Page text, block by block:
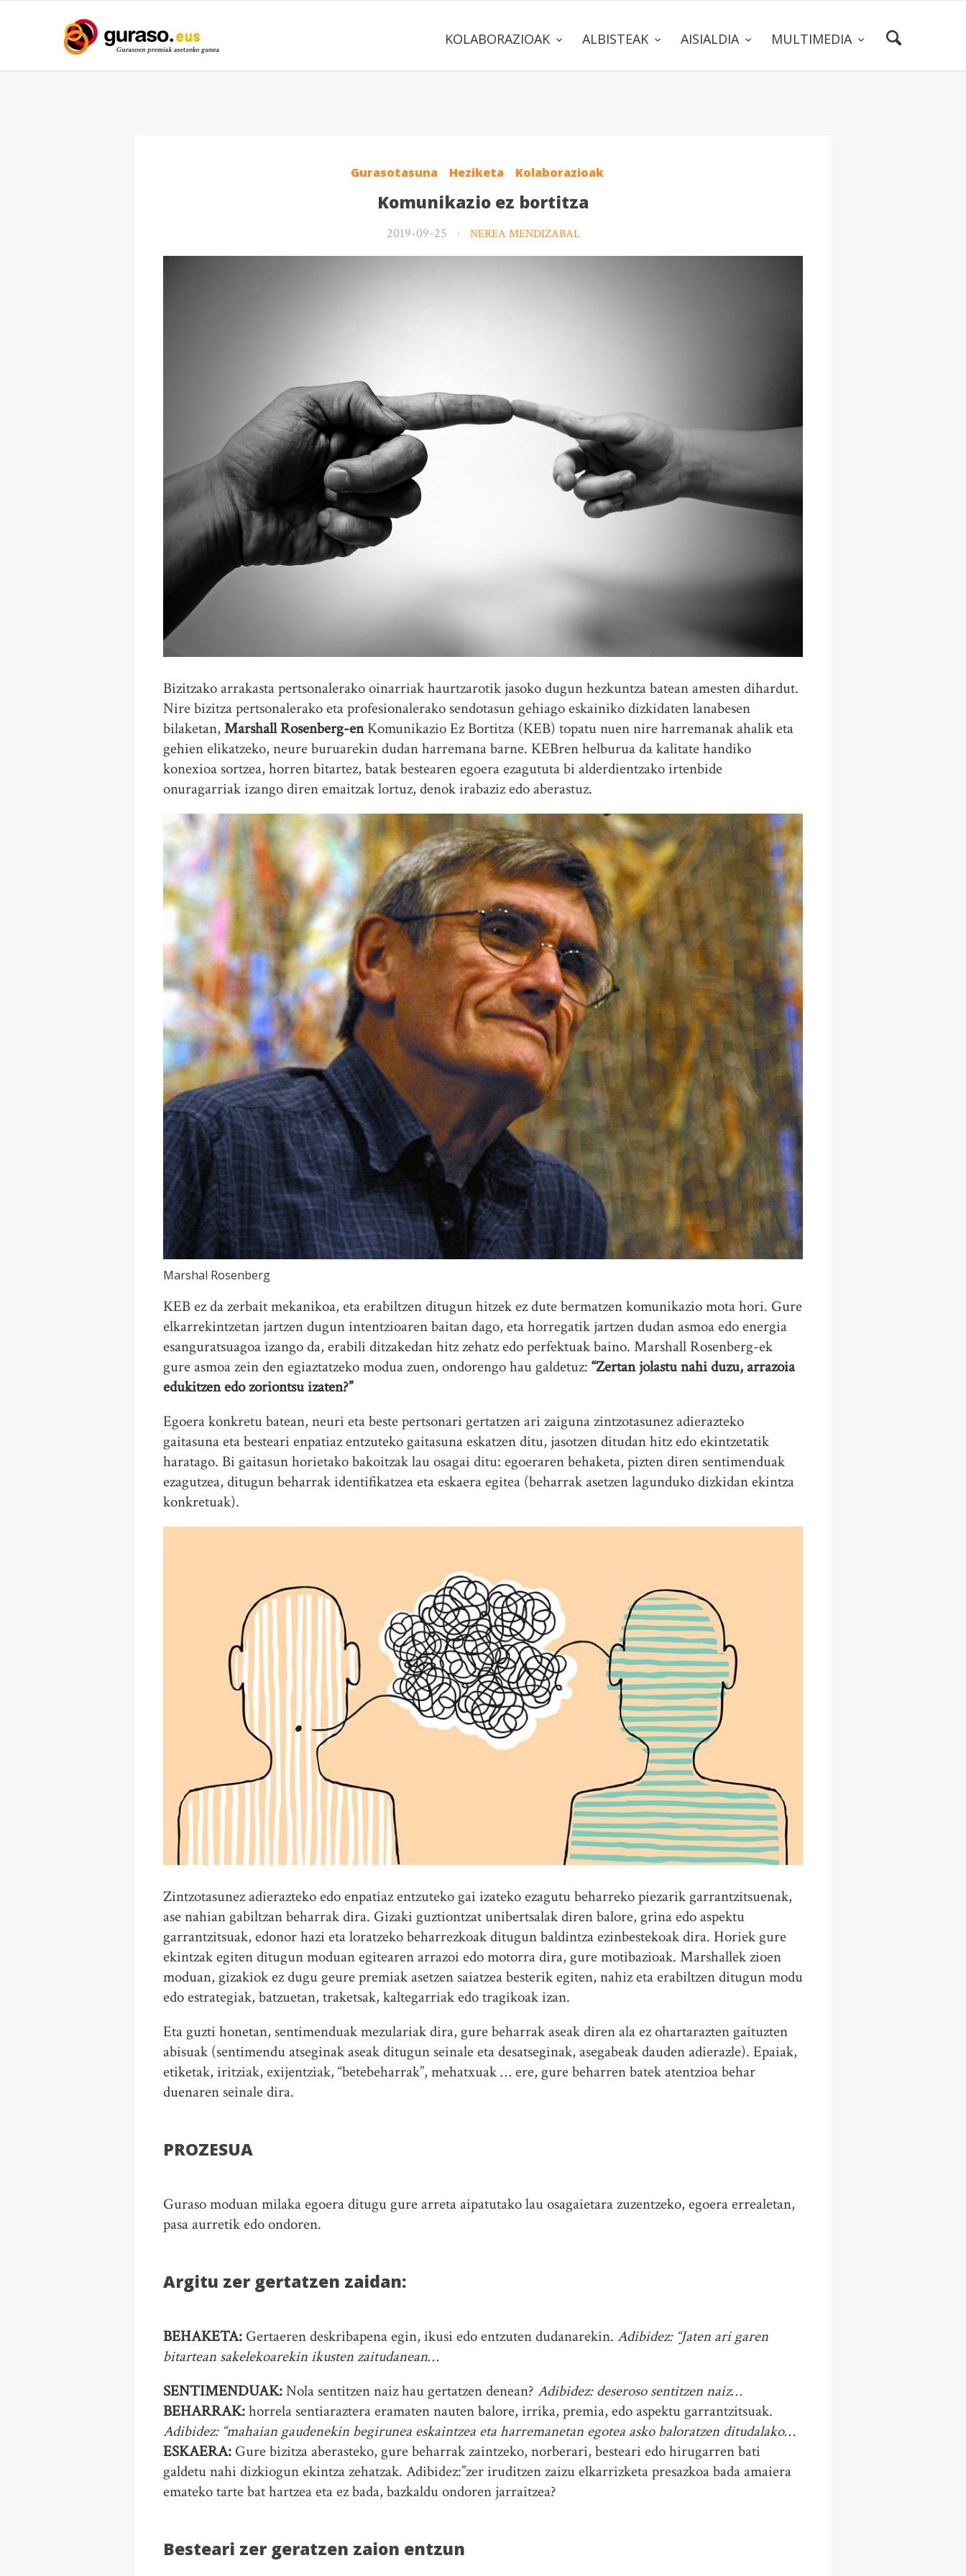
KOLABORAZIOAK ALBISTEAK AISIALDIA MULTIMEDIA
Gurasotasuna Heziketa Kolaborazioak
Komunikazio ez bortitza
2019-09-25 NEREA MENDIZABAL
Bizitzako arrakasta pertsonalerako oinarriak haurtzarotik jasoko dugun hezkuntza batean amesten dihardut.
Nire bizitza pertsonalerako eta profesionalerako sendotasun gehiago eskainiko dizkidaten lanabesen
bilaketan, Marshall Rosenberg-enKomunikazio Ez Bortitza (KEB) topatu nuen nire harremanak ahalik eta
gehien elikatzeko, neure buruarekin dudan harremana barne. KEBren helburua da kalitate handiko
konexioa sortzea, horren bitartez, batak bestearen egoera ezagututa bi alderdientzako irtenbide
onuragarriak izango diren emaitzak lortuz, denok irabaziz edo aberastuz.
Marshal Rosenberg
KEB ez da zerbait mekanikoa, eta erabiltzen ditugun hitzek ez dute bermatzen komunikazio mota hori. Gure
elkarrekintzetan jartzen dugun intentzioaren baitan dago, eta horregatik jartzen dudan asmoa edo energia
esanguratsuagoa izango da, erabili ditzakedan hitz zehatz edo perfektuak baino. Marshall Rosenberg-ek
gure asmoa zein den egiaztatzeko modua zuen, ondorengo hau galdetuz: “Zertan jolastu nahi duzu, arrazoia
edukitzen edo zoriontsu izaten?”
Egoera konkretu batean, neuri eta beste pertsonari gertatzen ari zaiguna zintzotasunez adierazteko
gaitasuna eta besteari enpatiaz entzuteko gaitasuna eskatzen ditu, jasotzen ditudan hitz edo ekintzetatik
haratago. Bi gaitasun horietako bakoitzak lau osagai ditu: egoeraren behaketa, pizten diren sentimenduak
ezagutzea, ditugun beharrak identifikatzea eta eskaera egitea (beharrak asetzen lagunduko dizkidan ekintza
konkretuak).
Zintzotasunez adierazteko edo enpatiaz entzuteko gai izateko ezagutu beharreko piezarik garrantzitsuenak,
ase nahian gabiltzan beharrak dira. Gizaki guztiontzat unibertsalak diren balore, grina edo aspektu
garrantzitsuak, edonor hazi eta loratzeko beharrezkoak ditugun baldintza ezinbestekoak dira. Horiek gure
ekintzak egiten ditugun moduan egitearen arrazoi edo motorra dira, gure motibazioak. Marshallek zioen
moduan, gizakiok ez dugu geure premiak asetzen saiatzea besterik egiten, nahiz eta erabiltzen ditugun modu
edo estrategiak, batzuetan, traketsak, kaltegarriak edo tragikoak izan.
Eta guzti honetan, sentimenduak mezulariak dira, gure beharrak aseak diren ala ez ohartarazten gaituzten
abisuak (sentimendu atseginak aseak ditugun seinale eta desatseginak, asegabeak dauden adierazle). Epaiak,
etiketak, iritziak, exijentziak, “betebeharrak”, mehatxuak … ere, gure beharren batek atentzioa behar
duenaren seinale dira.
PROZESUA
Guraso moduan milaka egoera ditugu gure arreta aipatutako lau osagaietara zuzentzeko, egoera errealetan,
pasa aurretik edo ondoren.
Argitu zer gertatzen zaidan:
BEHAKETA: Gertaeren deskribapena egin, ikusi edo entzuten dudanarekin. Adibidez: “Jaten ari garen
bitartean sakelekoarekin ikusten zaitudanean…
SENTIMENDUAK:Nola sentitzen naiz hau gertatzen denean? Adibidez: deseroso sentitzen naiz…
BEHARRAK:horrela sentiaraztera eramaten nauten balore, irrika, premia, edo aspektu garrantzitsuak.
Adibidez: “mahaian gaudenekin begirunea eskaintzea eta harremanetan egotea asko baloratzen ditudalako…
ESKAERA: Gure bizitza aberasteko, gure beharrak zaintzeko, norberari, besteari edo hirugarren bati
galdetu nahi dizkiogun ekintza zehatzak. Adibidez:”zer iruditzen zaizu elkarrizketa presazkoa bada amaiera
emateko tarte bat hartzea eta ez bada, bazkaldu ondoren jarraitzea?
Besteari zer geratzen zaion entzun